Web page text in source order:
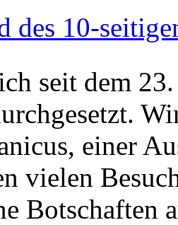
des 10-
seit dem
einer
vielen
Botschaften